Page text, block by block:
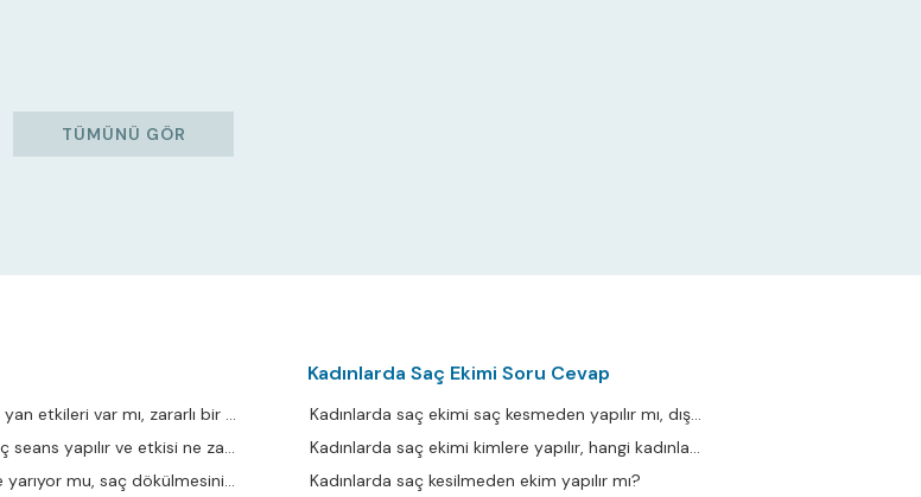
TÜMÜNÜ GÖR
Kayseri Saç mezoterapisinin yan etkileri var mı, zararlı bir işlem mi?
Kayseri Saç mezoterapisi kaç seans yapılır ve etkisi ne zaman görülür?
Kayseri Saç mezoterapisi işe yarıyor mu, saç dökülmesini gerçekten durdurur mu?
Kadınlarda Saç Ekimi Soru Cevap
Kayseri Kadınlarda saç ekimi saç kesmeden yapılır mı, dışarıdan anlaşılır mı?
Kayseri Kadınlarda saç ekimi kimlere yapılır, hangi kadınlar aday değil?
Kayseri Kadınlarda saç kesilmeden ekim yapılır mı?